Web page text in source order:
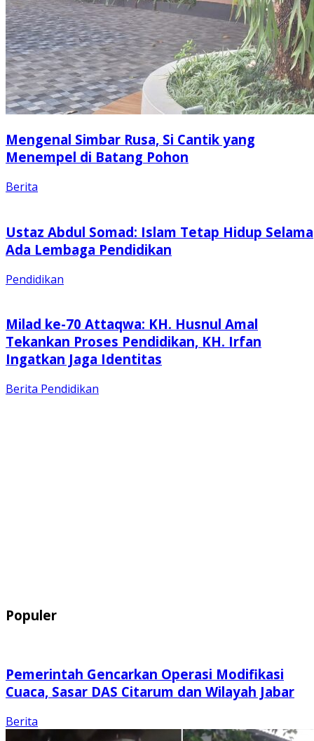
Mengenal Simbar Rusa, Si Cantik yang
Menempel di Batang Pohon
Berita
Ustaz Abdul Somad: Islam Tetap Hidup Selama
Ada Lembaga Pendidikan
Pendidikan
Milad ke-70 Attaqwa: KH. Husnul Amal
Tekankan Proses Pendidikan, KH. Irfan
Ingatkan Jaga Identitas
Berita Pendidikan
Populer
Pemerintah Gencarkan Operasi Modifikasi
Cuaca, Sasar DAS Citarum dan Wilayah Jabar
Berita